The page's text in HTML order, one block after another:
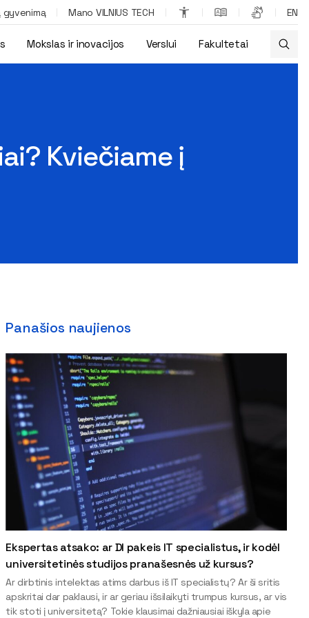
gyvenimą Mano VILNIUS TECH EN
Mokslas ir inovacijos Verslui Fakultetai
Kviečiame į
Panašios naujienos
Ekspertas atsako: ar DI pakeis IT specialistus, ir kodėl
universitetinės studijos pranašesnės už kursus?
Ar dirbtinis intelektas atims darbus iš IT specialistų? Ar ši sritis
apskritai dar paklausi, ir ar geriau išsilaikyti trumpus kursus, ar vis
tik stoti į universitetą? Tokie klausimai dažniausiai iškyla apie